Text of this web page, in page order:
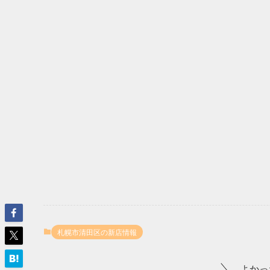
札幌市清田区の新店情報